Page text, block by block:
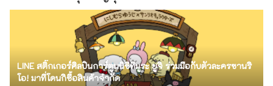
LINE สติ๊กเกอร์ศิลปินการ์ตูนนิชิทีมูระ ยูจิ ร่วมมือกับตัวละครซานริ
โอ! มาที่โดนกิซื้อสินค้าจำกัด